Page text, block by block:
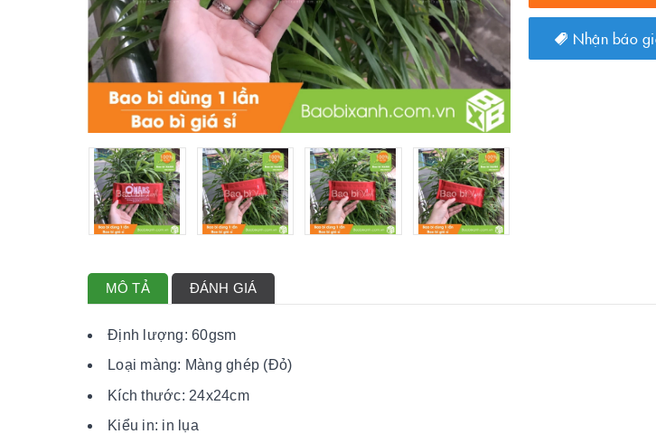
Nhận báo
MÔ TẢ ĐÁNH GIÁ
Định lượng: 60gsm
Loại màng: Màng ghép (Đỏ)
Kích thước: 24x24cm
Kiểu in: in lụa